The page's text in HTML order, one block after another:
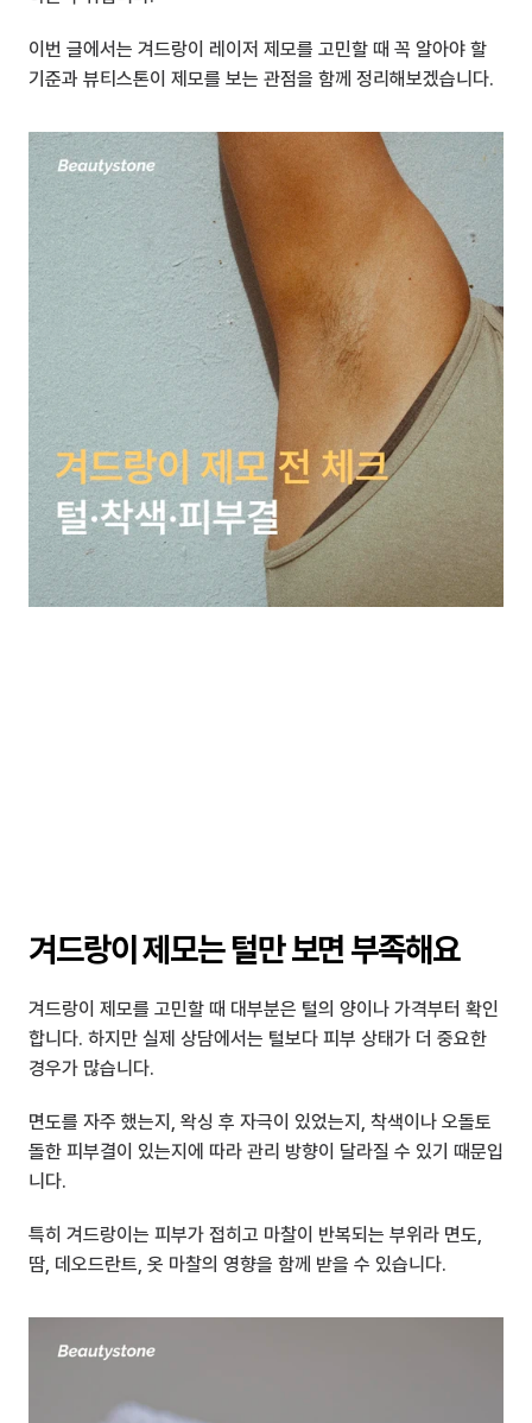
이번 글에서는 겨드랑이 레이저 제모를 고민할 때 꼭 알아야 할
기준과 뷰티스톤이 제모를 보는 관점을 함께 정리해보겠습니다.
겨드랑이 제모는 털만 보면 부족해요
겨드랑이 제모를 고민할 때 대부분은 털의 양이나 가격부터 확인
합니다. 하지만 실제 상담에서는 털보다 피부 상태가 더 중요한
경우가 많습니다.
면도를 자주 했는지, 왁싱 후 자극이 있었는지, 착색이나 오돌토
돌한 피부결이 있는지에 따라 관리 방향이 달라질 수 있기 때문입
니다.
특히 겨드랑이는 피부가 접히고 마찰이 반복되는 부위라 면도,
땀, 데오드란트, 옷 마찰의 영향을 함께 받을 수 있습니다.